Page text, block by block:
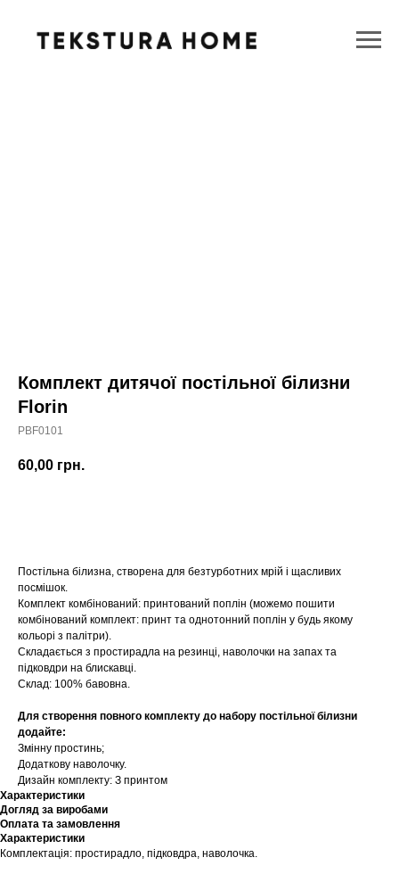
Комплект дитячої постільної білизни
Florin
PBF0101
60,00 грн.
Постільна білизна, створена для безтурботних мрій і щасливих
посмішок.
Комплект комбінований: принтований поплін (можемо пошити
комбінований комплект: принт та однотонний поплін у будь якому
кольорі з палітри).
Складається з простирадла на резинці, наволочки на запах та
підковдри на блискавці.
Склад: 100% бавовна.
Для створення повного комплекту до набору постільної білизни
додайте:
Змінну простинь;
Додаткову наволочку.
Дизайн комплекту: З принтом
Характеристики
Догляд за виробами
Оплата та замовлення
Характеристики
Комплектація: простирадло, підковдра, наволочка.